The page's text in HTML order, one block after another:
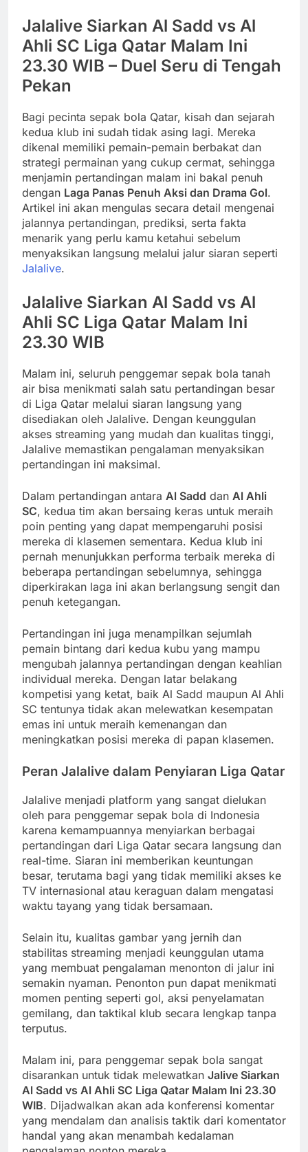
Jalalive Siarkan Al Sadd vs Al
Ahli SC Liga Qatar Malam Ini
23.30 WIB – Duel Seru di Tengah
Pekan
Bagi pecinta sepak bola Qatar, kisah dan sejarah
kedua klub ini sudah tidak asing lagi. Mereka
dikenal memiliki pemain-pemain berbakat dan
strategi permainan yang cukup cermat, sehingga
menjamin pertandingan malam ini bakal penuh
dengan Laga Panas Penuh Aksi dan Drama Gol.
Artikel ini akan mengulas secara detail mengenai
jalannya pertandingan, prediksi, serta fakta
menarik yang perlu kamu ketahui sebelum
menyaksikan langsung melalui jalur siaran seperti
Jalalive.
Jalalive Siarkan Al Sadd vs Al
Ahli SC Liga Qatar Malam Ini
23.30 WIB
Malam ini, seluruh penggemar sepak bola tanah
air bisa menikmati salah satu pertandingan besar
di Liga Qatar melalui siaran langsung yang
disediakan oleh Jalalive. Dengan keunggulan
akses streaming yang mudah dan kualitas tinggi,
Jalalive memastikan pengalaman menyaksikan
pertandingan ini maksimal.
Dalam pertandingan antara Al Sadd dan Al Ahli
SC, kedua tim akan bersaing keras untuk meraih
poin penting yang dapat mempengaruhi posisi
mereka di klasemen sementara. Kedua klub ini
pernah menunjukkan performa terbaik mereka di
beberapa pertandingan sebelumnya, sehingga
diperkirakan laga ini akan berlangsung sengit dan
penuh ketegangan.
Pertandingan ini juga menampilkan sejumlah
pemain bintang dari kedua kubu yang mampu
mengubah jalannya pertandingan dengan keahlian
individual mereka. Dengan latar belakang
kompetisi yang ketat, baik Al Sadd maupun Al Ahli
SC tentunya tidak akan melewatkan kesempatan
emas ini untuk meraih kemenangan dan
meningkatkan posisi mereka di papan klasemen.
Peran Jalalive dalam Penyiaran Liga Qatar
Jalalive menjadi platform yang sangat dielukan
oleh para penggemar sepak bola di Indonesia
karena kemampuannya menyiarkan berbagai
pertandingan dari Liga Qatar secara langsung dan
real-time. Siaran ini memberikan keuntungan
besar, terutama bagi yang tidak memiliki akses ke
TV internasional atau keraguan dalam mengatasi
waktu tayang yang tidak bersamaan.
Selain itu, kualitas gambar yang jernih dan
stabilitas streaming menjadi keunggulan utama
yang membuat pengalaman menonton di jalur ini
semakin nyaman. Penonton pun dapat menikmati
momen penting seperti gol, aksi penyelamatan
gemilang, dan taktikal klub secara lengkap tanpa
terputus.
Malam ini, para penggemar sepak bola sangat
disarankan untuk tidak melewatkan Jalive Siarkan
Al Sadd vs Al Ahli SC Liga Qatar Malam Ini 23.30
WIB. Dijadwalkan akan ada konferensi komentar
yang mendalam dan analisis taktik dari komentator
handal yang akan menambah kedalaman